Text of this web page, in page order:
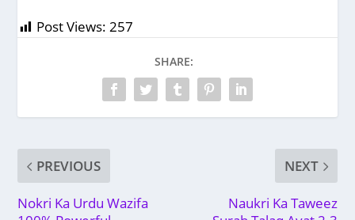
Post Views: 257
SHARE:
PREVIOUS
Nokri Ka Urdu Wazifa
NEXT
Naukri Ka Taweez